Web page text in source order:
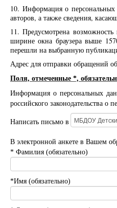
10. Информация о
авторов, а также сведения,
11. Предусмотрена
ширине окна браузера выше
перешли на выбранную
Адрес для отправки обращений
Поля, отмеченные *,
Информация о персональных
российского законодательства о
Написать письмо в
В электронной анкете в Вашем
* Фамилия (обязательно)
*Имя (обязательно)